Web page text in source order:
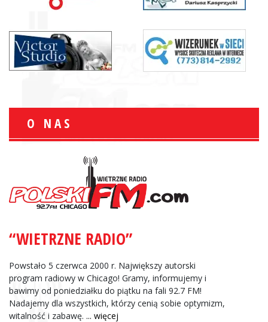
O NAS
“WIETRZNE RADIO”
Powstało 5 czerwca 2000 r. Największy autorski
program radiowy w Chicago! Gramy, informujemy i
bawimy od poniedziałku do piątku na fali 92.7 FM!
Nadajemy dla wszystkich, którzy cenią sobie optymizm,
witalność i zabawę. ... więcej